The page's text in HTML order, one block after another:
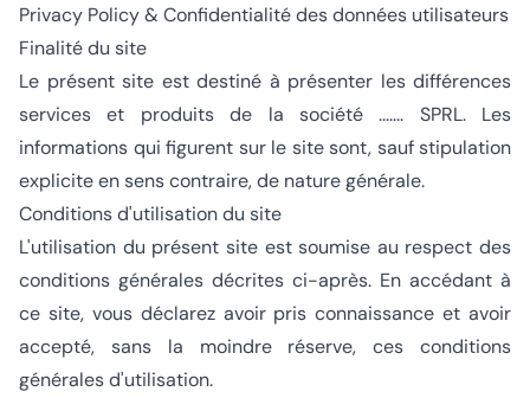
Privacy Policy & Confidentialité des données utilisateurs
Finalité du site
Le présent site est destiné à présenter les différences
services et produits de la société ....... SPRL. Les
informations qui figurent sur le site sont, sauf stipulation
explicite en sens contraire, de nature générale.
Conditions d'utilisation du site
L'utilisation du présent site est soumise au respect des
conditions générales décrites ci-après. En accédant à
ce site, vous déclarez avoir pris connaissance et avoir
accepté, sans la moindre réserve, ces conditions
générales d'utilisation.